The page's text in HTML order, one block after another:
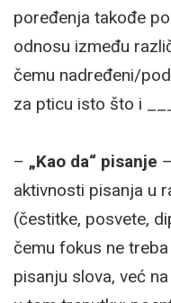
poređenja takođe
odnosu između
čemu nadređeni/
za pticu isto što i
– „Kao da“ pisanje
aktivnosti pisanja u
(čestitke, posvete,
čemu fokus ne
pisanju slova, već